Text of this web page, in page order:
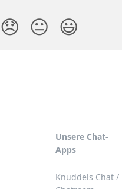
😞 😐 😃
Unsere Chat-
Apps
Knuddels Chat /